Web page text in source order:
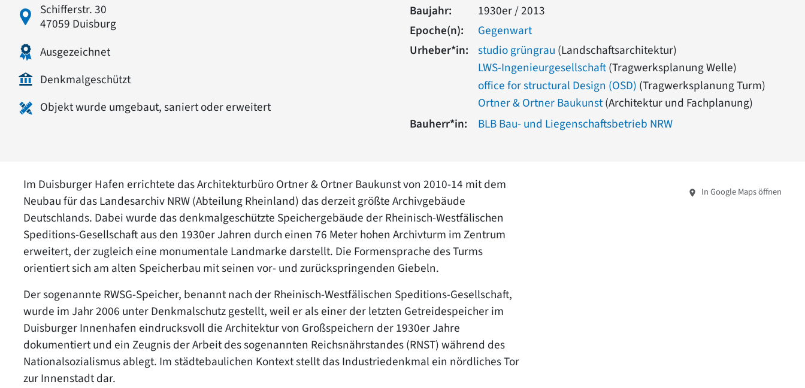
Schifferstr. 30
47059 Duisburg
Ausgezeichnet
Denkmalgeschützt
Objekt wurde umgebaut, saniert oder erweitert
Baujahr:
1930er / 2013
Epoche(n):
Gegenwart
Urheber*in:
studio grüngrau (Landschaftsarchitektur)
LWS-Ingenieurgesellschaft(Tragwerksplanung Welle)
office for structural Design (OSD) (Tragwerksplanung Turm)
Ortner & Ortner Baukunst(Architektur und Fachplanung)
Bauherr*in:
BLB Bau- und Liegenschaftsbetrieb NRW
Im Duisburger Hafen errichtete das Architekturbüro Ortner & Ortner Baukunst von 2010-14 mit dem
Neubau für das Landesarchiv NRW (Abteilung Rheinland) das derzeit größte Archivgebäude
Deutschlands. Dabei wurde das denkmalgeschützte Speichergebäude der Rheinisch-Westfälischen
Speditions-Gesellschaft aus den 1930er Jahren durch einen 76 Meter hohen Archivturm im Zentrum
erweitert, der zugleich eine monumentale Landmarke darstellt. Die Formensprache des Turms
orientiert sich am alten Speicherbau mit seinen vor- und zurückspringenden Giebeln.
Der sogenannte RWSG-Speicher, benannt nach der Rheinisch-Westfälischen Speditions-Gesellschaft,
wurde im Jahr 2006 unter Denkmalschutz gestellt, weil er als einer der letzten Getreidespeicher im
Duisburger Innenhafen eindrucksvoll die Architektur von Großspeichern der 1930er Jahre
dokumentiert und ein Zeugnis der Arbeit des sogenannten Reichsnährstandes (RNST) während des
Nationalsozialismus ablegt. Im städtebaulichen Kontext stellt das Industriedenkmal ein nördliches Tor
zur Innenstadt dar.
In Google Maps öffnen